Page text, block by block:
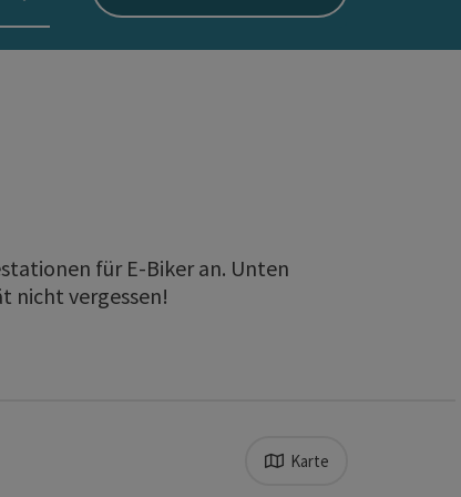
für E-Biker an. Unten
nicht vergessen!
werden kann. Die Ergebnisse in der Liste
im Browser nicht erlaubt ist. Karte